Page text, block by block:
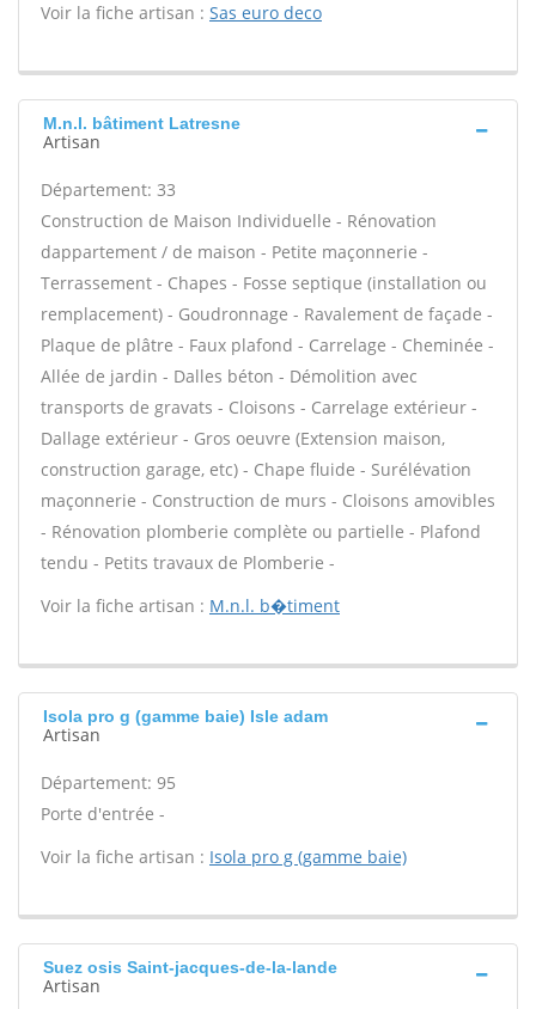
Voir la fiche artisan : Sas euro deco
M.n.l. bâtiment Latresne
Artisan
Département: 33
Construction de Maison Individuelle - Rénovation
dappartement / de maison - Petite maçonnerie -
Terrassement - Chapes - Fosse septique (installation ou
remplacement) - Goudronnage - Ravalement de façade -
Plaque de plâtre - Faux plafond - Carrelage - Cheminée -
Allée de jardin - Dalles béton - Démolition avec
transports de gravats - Cloisons - Carrelage extérieur -
Dallage extérieur - Gros oeuvre (Extension maison,
construction garage, etc) - Chape fluide - Surélévation
maçonnerie - Construction de murs - Cloisons amovibles
- Rénovation plomberie complète ou partielle - Plafond
tendu - Petits travaux de Plomberie -
Voir la fiche artisan : M.n.l. b�timent
Isola pro g (gamme baie) Isle adam
Artisan
Département: 95
Porte d'entrée -
Voir la fiche artisan : Isola pro g (gamme baie)
Suez osis Saint-jacques-de-la-lande
Artisan